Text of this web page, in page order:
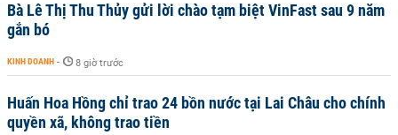
Bà Lê Thị Thu Thủy gửi lời chào tạm biệt VinFast sau 9 năm
gắn bó
KINH DOANH - 8 giờ trước
Huấn Hoa Hồng chỉ trao 24 bồn nước tại Lai Châu cho chính
quyền xã, không trao tiền